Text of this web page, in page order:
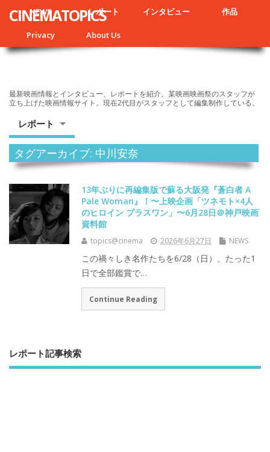
NEWS レポート インタビュー 作品
Privacy About Us
CINEMATOPICS
最新映画情報とインタビュー、レポートを紹介。某映画映画祭のスタッフが
立ち上げた映画情報サイト。現在2代目がスタッフとして編集制作している。
レポート
タグアーカイブ: 中川安奈
13年ぶりに再編集版で蘇る大阪発『蒼白者 A
Pale Woman』！〜上映企画「ツネモト×4人
のヒロイン プラスワン」〜6月28日＠神戸映画
資料館
topics@cinema 2026年6月27日 NEWS
この禍々しき名作たちを6/28（日）、たった1
日で全部鑑賞で…
Continue Reading
レポート記事検索